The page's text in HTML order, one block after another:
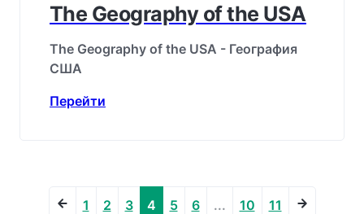
The Geography of the USA
The Geography of the USA - География
США
Перейти
1 2 3 4 5 6 ... 10 11